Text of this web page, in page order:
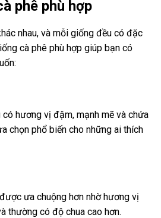
phê phù hợp
nhau, và mỗi giống đều có đặc
cà phê phù hợp giúp bạn có
hương vị đậm, mạnh mẽ và chứa
chọn phổ biến cho những ai thích
ưa chuộng hơn nhờ hương vị
thường có độ chua cao hơn.